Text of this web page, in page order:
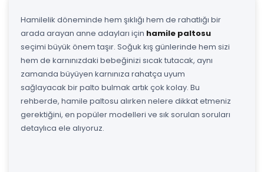
Hamilelik döneminde hem şıklığı hem de rahatlığı bir
arada arayan anne adayları için hamile paltosu
seçimi büyük önem taşır. Soğuk kış günlerinde hem sizi
hem de karnınızdaki bebeğinizi sıcak tutacak, aynı
zamanda büyüyen karnınıza rahatça uyum
sağlayacak bir palto bulmak artık çok kolay. Bu
rehberde, hamile paltosu alırken nelere dikkat etmeniz
gerektiğini, en popüler modelleri ve sık sorulan soruları
detaylıca ele alıyoruz.